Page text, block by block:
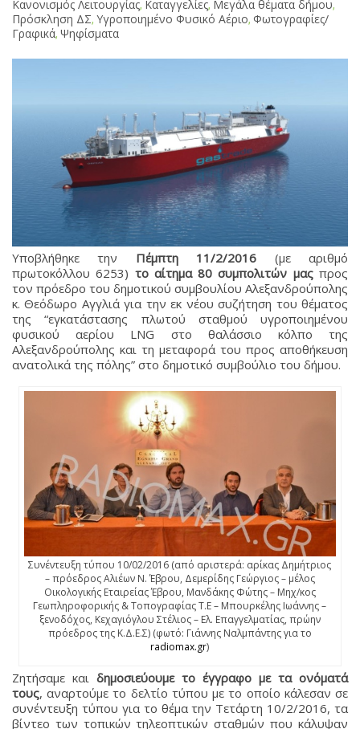
Κανονισμός Λειτουργίας, Καταγγελίες, Μεγάλα θέματα δήμου,
Πρόσκληση ΔΣ, Υγροποιημένο Φυσικό Αέριο, Φωτογραφίες/
Γραφικά, Ψηφίσματα
Υποβλήθηκε την Πέμπτη 11/2/2016 (με αριθμό
πρωτοκόλλου 6253) το αίτημα 80 συμπολιτών μαςπρος
τον πρόεδρο του δημοτικού συμβουλίου Αλεξανδρούπολης
κ. Θεόδωρο Αγγλιά για την εκ νέου συζήτηση του θέματος
της “εγκατάστασης πλωτού σταθμού υγροποιημένου
φυσικού αερίου LNG στο θαλάσσιο κόλπο της
Αλεξανδρούπολης και τη μεταφορά του προς αποθήκευση
ανατολικά της πόλης” στο δημοτικό συμβούλιο του δήμου.
Συνέντευξη τύπου 10/02/2016 (από αριστερά: αρίκας Δημήτριος
– πρόεδρος Αλιέων Ν. Έβρου, Δεμερίδης Γεώργιος – μέλος
Οικολογικής Εταιρείας Έβρου, Μανδάκης Φώτης – Μηχ/κος
Γεωπληροφορικής & Τοπογραφίας Τ.Ε – Μπουρκέλης Ιωάννης –
ξενοδόχος, Κεχαγιόγλου Στέλιος – Ελ. Επαγγελματίας, πρώην
πρόεδρος της Κ.Δ.Ε.Σ) (φωτό: Γιάννης Ναλμπάντης για το
radiomax.gr)
Ζητήσαμε και δημοσιεύουμε το έγγραφο με τα ονόματά
τους, αναρτούμε το δελτίο τύπου με το οποίο κάλεσαν σε
συνέντευξη τύπου για το θέμα την Τετάρτη 10/2/2016, τα
βίντεο των τοπικών τηλεοπτικών σταθμών που κάλυψαν